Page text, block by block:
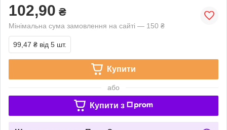
102,90 ₴
Мінімальна сума замовлення на сайті — 150 ₴
99,47 ₴ від 5 шт.
Купити
або
Купити з